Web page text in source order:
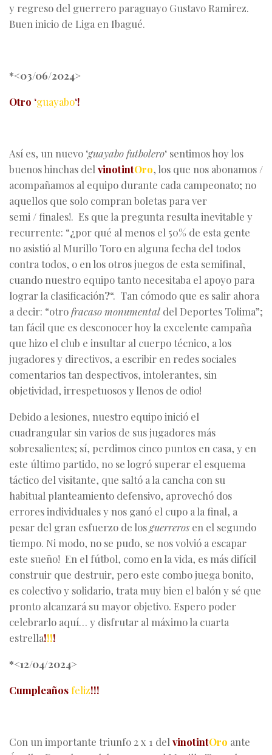
y regreso del guerrero paraguayo Gustavo Ramirez.
Buen inicio de Liga en Ibagué.
*<03/06/2024>
Otro ‘guayabo‘!
Así es, un nuevo ‘guayabo futbolero‘ sentimos hoy los
buenos hinchas del vinotintOro, los que nos abonamos /
acompañamos al equipo durante cada campeonato; no
aquellos que solo compran boletas para ver
semi / finales!. Es que la pregunta resulta inevitable y
recurrente: “¿por qué al menos el 50% de esta gente
no asistió al Murillo Toro en alguna fecha del todos
contra todos, o en los otros juegos de esta semifinal,
cuando nuestro equipo tanto necesitaba el apoyo para
lograr la clasificación?“. Tan cómodo que es salir ahora
a decir: “otrofracaso monumental del Deportes Tolima”;
tan fácil que es desconocer hoy la excelente campaña
que hizo el club e insultar al cuerpo técnico, a los
jugadores y directivos, a escribir en redes sociales
comentarios tan despectivos, intolerantes, sin
objetividad, irrespetuosos y llenos de odio!
Debido a lesiones, nuestro equipo inició el
cuadrangular sin varios de sus jugadores más
sobresalientes; sí, perdimos cinco puntos en casa, y en
este último partido, no se logró superar el esquema
táctico del visitante, que saltó a la cancha con su
habitual planteamiento defensivo, aprovechó dos
errores individuales y nos ganó el cupo a la final, a
pesar del gran esfuerzo de losguerreros en el segundo
tiempo. Ni modo, no se pudo, se nos volvió a escapar
este sueño! En el fútbol, como en la vida, es más difícil
construir que destruir, pero este combo juega bonito,
es colectivo y solidario, trata muy bien el balón y sé que
pronto alcanzará su mayor objetivo. Espero poder
celebrarlo aquí… y disfrutar al máximo la cuarta
estrella!!!!
*<12/04/2024>
Cumpleañosfeliz!!!
Con un importante triunfo 2 x 1 del vinotintOro ante